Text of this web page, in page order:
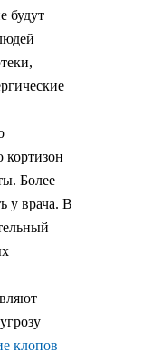
будут
кортизон
Более
у врача. В
клопов